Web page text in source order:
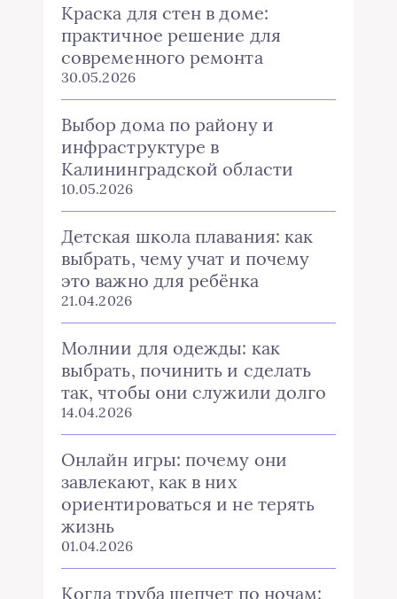
Краска для стен в доме:
практичное решение для
современного ремонта
30.05.2026
Выбор дома по району и
инфраструктуре в
Калининградской области
10.05.2026
Детская школа плавания: как
выбрать, чему учат и почему
это важно для ребёнка
21.04.2026
Молнии для одежды: как
выбрать, починить и сделать
так, чтобы они служили долго
14.04.2026
Онлайн игры: почему они
завлекают, как в них
ориентироваться и не терять
жизнь
01.04.2026
Когда труба шепчет по ночам: